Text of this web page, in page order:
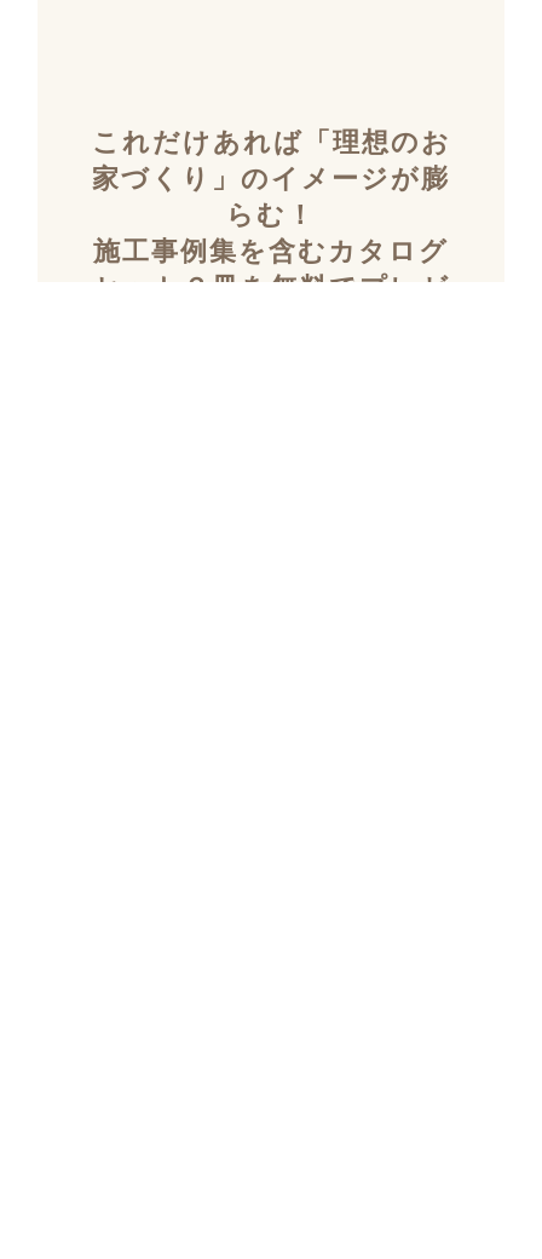
これだけあれば「理想のお
家づくり」のイメージが膨
らむ！
施工事例集を含むカタログ
セット３冊を無料でプレゼ